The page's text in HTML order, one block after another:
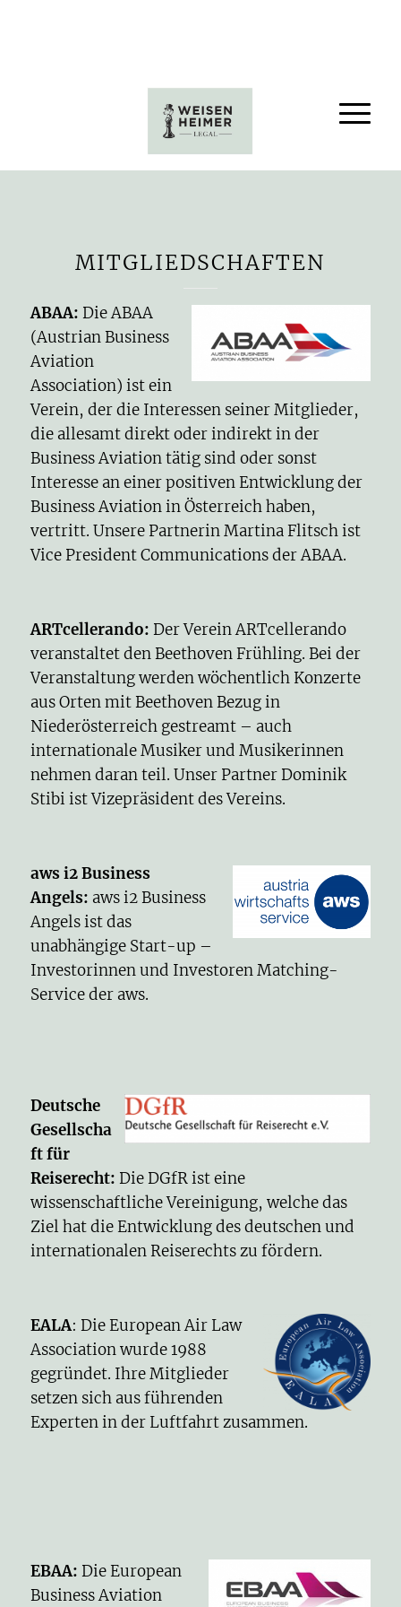
MITGLIEDSCHAFTEN
ABAA: Die ABAA
(Austrian Business
Aviation
Association) ist ein
Verein, der die Interessen seiner Mitglieder,
die allesamt direkt oder indirekt in der
Business Aviation tätig sind oder sonst
Interesse an einer positiven Entwicklung der
Business Aviation in Österreich haben,
vertritt. Unsere Partnerin Martina Flitsch ist
Vice President Communications der ABAA.
ARTcellerando: Der Verein ARTcellerando
veranstaltet denBeethoven Frühling. Bei der
Veranstaltung werden wöchentlich Konzerte
aus Orten mit Beethoven Bezug in
Niederösterreich gestreamt – auch
internationale Musiker und Musikerinnen
nehmen daran teil. Unser Partner Dominik
Stibi ist Vizepräsident des Vereins.
aws i2 Business
Angels: aws i2 Business
Angels ist das
unabhängige Start-up –
Investorinnen und Investoren Matching-
Service der aws.
Deutsche
Gesellscha
ft für
Reiserecht: Die DGfR ist eine
wissenschaftliche Vereinigung, welche das
Ziel hatdie Entwicklung des deutschen und
internationalen Reiserechts zu fördern.
EALA: Die European Air Law
Association wurde 1988
gegründet. Ihre Mitglieder
setzen sich aus führenden
Experten in der Luftfahrt zusammen.
EBAA: Die European
Business Aviation